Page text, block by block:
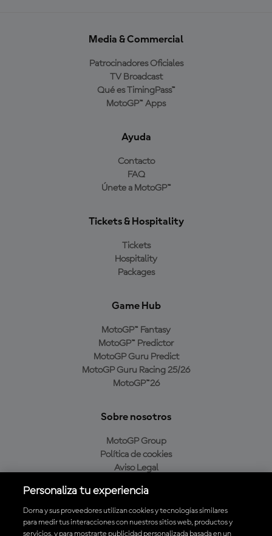
Media & Commercial
Patrocinadores Oficiales
TV Broadcast
Qué es TimingPass™
MotoGP™ Apps
Ayuda
Contacto
FAQ
Únete a MotoGP™
Tickets & Hospitality
Tickets
Hospitality
Packages
Game Hub
MotoGP™ Fantasy
MotoGP™ Predictor
MotoGP Guru Predict
MotoGP Guru Racing 25/26
MotoGP™26
Sobre nosotros
MotoGP Group
Política de cookies
Aviso Legal
Política de compra
Personaliza tu experiencia
Dorna y sus proveedores utilizan cookies y tecnologías similares
para medir tus interacciones con nuestros sitios web, productos y
servicios, y para mostrarte publicidad personalizada basada en un